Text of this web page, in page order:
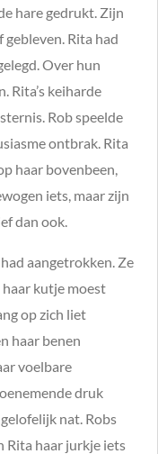
hare gedrukt. Zijn
gebleven. Rita had
Over hun
Rita’s keiharde
Rob speelde
ontbrak. Rita
haar bovenbeen,
iets, maar zijn
dan ook.
aangetrokken. Ze
kutje moest
op zich liet
haar benen
voelbare
druk
nat. Robs
Rita haar jurkje iets